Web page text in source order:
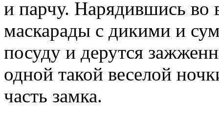
и парчу. Нарядившись во
маскарады с дикими и
посуду и дерутся
одной такой веселой
часть замка.